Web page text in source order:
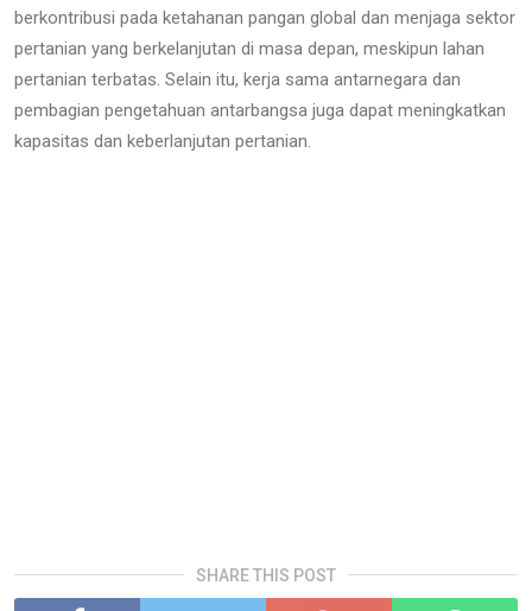
berkontribusi pada ketahanan pangan global dan menjaga sektor
pertanian yang berkelanjutan di masa depan, meskipun lahan
pertanian terbatas. Selain itu, kerja sama antarnegara dan
pembagian pengetahuan antarbangsa juga dapat meningkatkan
kapasitas dan keberlanjutan pertanian.
SHARE THIS POST